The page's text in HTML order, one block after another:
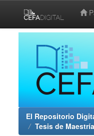
El Repositorio
Tesis de